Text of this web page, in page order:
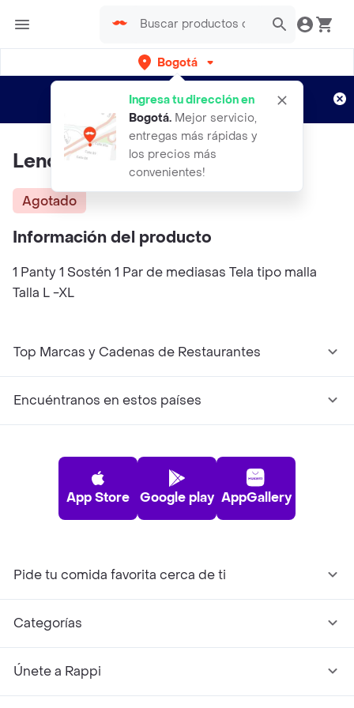
Bogotá
Ingresa tu dirección en
Bogotá. Mejor servicio,
entregas más rápidas y
los precios más
convenientes!
envíos gratis por semanas
Aplican TyC
Lenceria Curvy Tg010
Agotado
Información del producto
1 Panty 1 Sostén 1 Par de mediasas Tela tipo malla
Talla L -XL
Top Marcas y Cadenas de Restaurantes
Encuéntranos en estos países
App Store Google play AppGallery
Pide tu comida favorita cerca de ti
Categorías
Únete a Rappi